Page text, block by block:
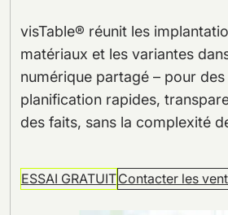
visTable® réunit les
matériaux et les variantes
numérique partagé – pour
planification rapides,
des faits, sans la complexité
ESSAI GRATUITContacter les